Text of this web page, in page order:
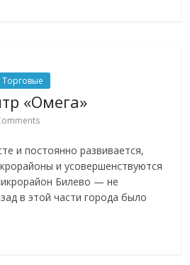
Торговые
«Омега»
и постоянно развивается,
и усовершенствуются
Билево — не
в этой части города было